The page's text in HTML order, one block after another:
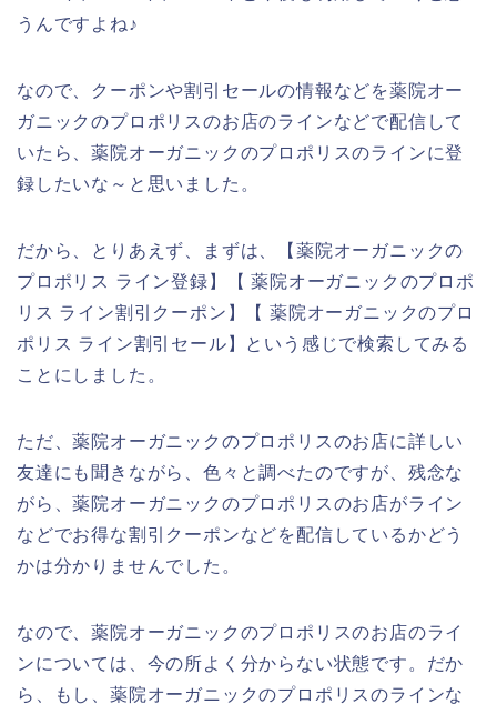
うんですよね♪
なので、クーポンや割引セールの情報などを薬院オー
ガニックのプロポリスのお店のラインなどで配信して
いたら、薬院オーガニックのプロポリスのラインに登
録したいな～と思いました。
だから、とりあえず、まずは、【薬院オーガニックの
プロポリス ライン登録】【 薬院オーガニックのプロポ
リス ライン割引クーポン】【 薬院オーガニックのプロ
ポリス ライン割引セール】という感じで検索してみる
ことにしました。
ただ、薬院オーガニックのプロポリスのお店に詳しい
友達にも聞きながら、色々と調べたのですが、残念な
がら、薬院オーガニックのプロポリスのお店がライン
などでお得な割引クーポンなどを配信しているかどう
かは分かりませんでした。
なので、薬院オーガニックのプロポリスのお店のライ
ンについては、今の所よく分からない状態です。だか
ら、もし、薬院オーガニックのプロポリスのラインな